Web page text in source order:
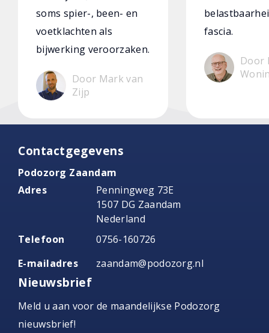
soms spier-, been- en
voetklachten als
bijwerking veroorzaken.
Door Mark van
Zijp
fascia.
Door
Contactgegevens
Podozorg Zaandam
Adres
Penningweg 73E
1507 DG Zaandam
Nederland
Telefoon
0756-160726
E-mailadres
zaandam@podozorg.nl
Nieuwsbrief
Meld u aan voor de maandelijkse Podozorg
nieuwsbrief!